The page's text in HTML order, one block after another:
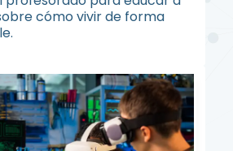
cómo vivir de forma